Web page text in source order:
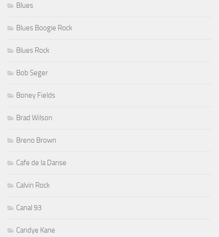
Blues
Blues Boogie Rock
Blues Rock
Bob Seger
Boney Fields
Brad Wilson
Breno Brown
Cafe de la Danse
Calvin Rock
Canal 93
Candye Kane